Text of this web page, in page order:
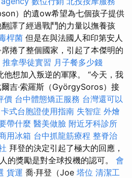
）的遺ow希望為七個孩子提供
譯了經過戰鬥的力量以撫養孩
桿菌 但是在與法國人和印第安人
捲了整個國家，引起了本傑明的
推拿學徒實習 月子餐多少錢
想加入叛逆的軍隊。 “今天，我
吉·索羅斯（GyörgySoros）接
價 台中體態矯正服務 台灣還可以
卡式台胞證使用指南 失智症 外燴
帶什麼 醫美做臉 附近牙科診所
用冰箱 台中抓龍筋療程 整脊治
拜登的決定引起了極大的回應，
的獎勵是對全球投機的認可。 會
貨運 喬·拜登（Joe 塔位 清潔工